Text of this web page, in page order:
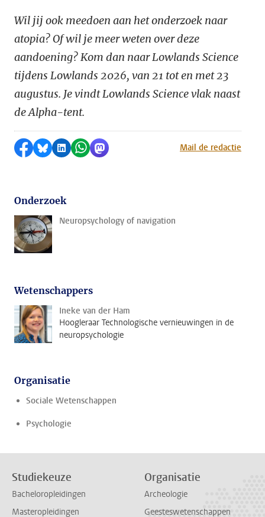
Wil jij ook meedoen aan het onderzoek naar
atopia? Of wil je meer weten over deze
aandoening? Kom dan naar Lowlands Science
tijdens Lowlands 2026, van 21 tot en met 23
augustus. Je vindt Lowlands Science vlak naast
de Alpha-tent.
Delen op Facebook
Delen via Bluesky
Delen op LinkedIn
Delen via WhatsApp
Delen via MastodonMail de redactie
Onderzoek
Neuropsychology of navigation
Wetenschappers
Ineke van der Ham
Hoogleraar Technologische vernieuwingen in de
neuropsychologie
Organisatie
Sociale Wetenschappen
Psychologie
Studiekeuze
Bacheloropleidingen
Masteropleidingen
Organisatie
Archeologie
Geesteswetenschappen